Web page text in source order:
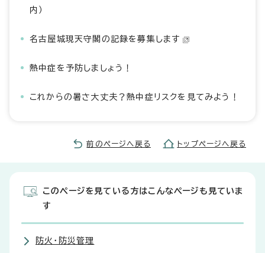
内）
名古屋城現天守閣の記録を募集します
熱中症を予防しましょう！
これからの暑さ大丈夫？熱中症リスクを見てみよう！
前のページへ戻る トップページへ戻る
このページを見ている方はこんなページも見ていま
す
防火・防災管理